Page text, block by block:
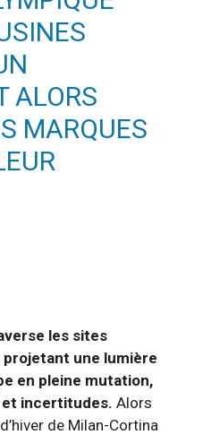
ALORS
MARQUES
les sites
une lumière
en pleine mutation,
incertitudes. Alors
de Milan-Cortina